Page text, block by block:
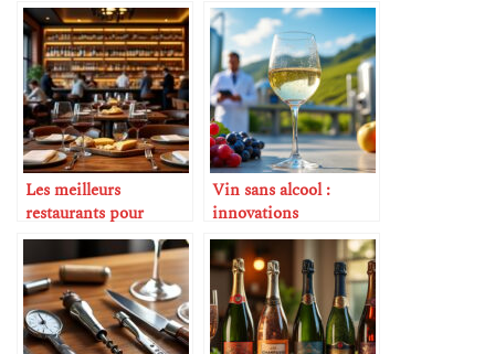
Les meilleurs
restaurants pour
amateurs de vin
Vin sans alcool :
innovations
techniques